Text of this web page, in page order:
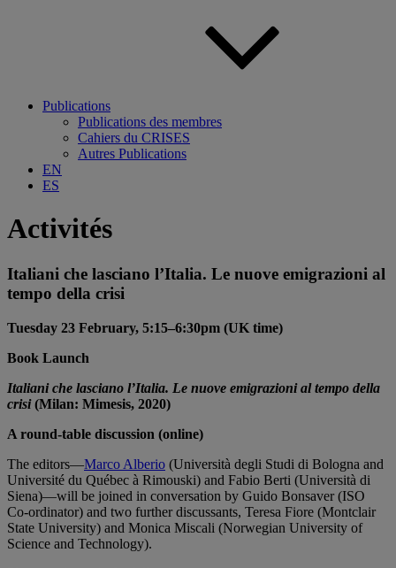
Publications
Publications des membres
Cahiers du CRISES
Autres Publications
EN
ES
Activités
Italiani che lasciano l’Italia. Le nuove emigrazioni al
tempo della crisi
Tuesday 23 February, 5:15–6:30pm (UK time)
Book Launch
Italiani che lasciano l’Italia. Le nuove emigrazioni al tempo della
crisi(Milan: Mimesis, 2020)
A round-table discussion (online)
The editors—Marco Alberio (Università degli Studi di Bologna and
Université du Québec à Rimouski) and Fabio Berti (Università di
Siena)—will be joined in conversation by Guido Bonsaver (ISO
Co-ordinator) and two further discussants, Teresa Fiore (Montclair
State University) and Monica Miscali (Norwegian University of
Science and Technology).